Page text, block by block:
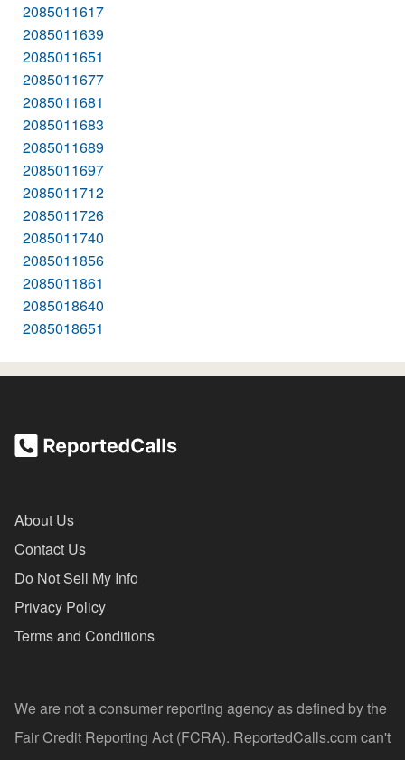
2085011617
2085011639
2085011651
2085011677
2085011681
2085011683
2085011689
2085011697
2085011712
2085011726
2085011740
2085011856
2085011861
2085018640
2085018651
About Us
Contact Us
Do Not Sell My Info
Privacy Policy
Terms and Conditions
We are not a consumer reporting agency as defined by the
Fair Credit Reporting Act (FCRA). ReportedCalls.com can't